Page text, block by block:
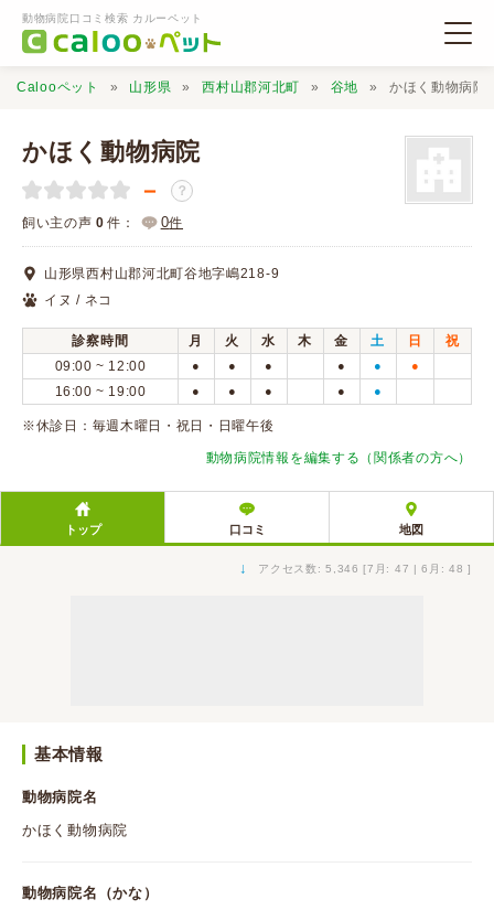
動物病院口コミ検索 カルーペット
動物病院検索
口コミ検索
Calooペットとは？
口コミ投稿
Calooペット 山形県 西村山郡河北町 谷地 かほく動物病院
かほく動物病院
－ ？
飼い主の声 0 件： 0件
山形県西村山郡河北町谷地字嶋218-9
イヌ / ネコ
診察時間 月 火 水 木 金 土 日
祝
09:00 ~ 12:00
● ● ● ● ● ●
16:00 ~ 19:00 ● ● ● ● ●
※休診日：毎週木曜日・祝日・日曜午後
動物病院情報を編集する（関係者の方へ）
トップ 口コミ 地図
↓ アクセス数: 5,346 [7月: 47 | 6月: 48 ]
基本情報
動物病院名
かほく動物病院
動物病院名（かな）